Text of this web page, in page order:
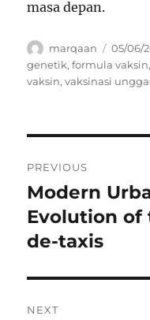
masa depan.
Author
marqaan
Posted
on
05/06/
genetik,formula vaksin,
vaksin,vaksinasi
pos
PREVIOUS
Previous
post:
Modern
Evolution
de-taxis
NEXT